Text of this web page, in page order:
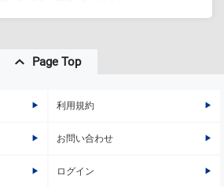
Page Top
利用規約
お問い合わせ
ログイン